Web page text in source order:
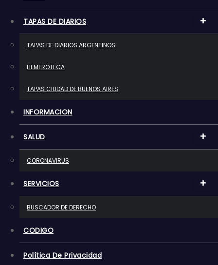
TAPAS DE DIARIOS
TAPAS DE DIARIOS ARGENTINOS
HEMEROTECA
TAPAS CIUDAD DE BUENOS AIRES
INFORMACION
SALUD
CORONAVIRUS
SERVICIOS
BUSCADOR DE DERECHO
CODIGO
Política De Privacidad